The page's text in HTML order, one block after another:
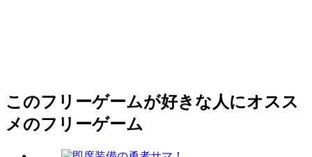
このフリーゲームが好きな人にオスス
メのフリーゲーム